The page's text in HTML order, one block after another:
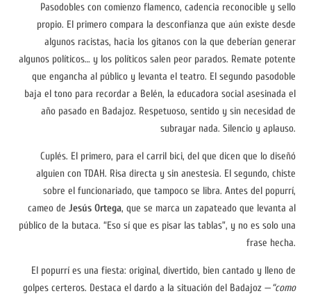
Pasodobles con comienzo flamenco, cadencia reconocible y sello
propio. El primero compara la desconfianza que aún existe desde
algunos racistas, hacia los gitanos con la que deberían generar
algunos políticos… y los políticos salen peor parados. Remate potente
que engancha al público y levanta el teatro. El segundo pasodoble
baja el tono para recordar a Belén, la educadora social asesinada el
año pasado en Badajoz. Respetuoso, sentido y sin necesidad de
subrayar nada. Silencio y aplauso.
Cuplés. El primero, para el carril bici, del que dicen que lo diseñó
alguien con TDAH. Risa directa y sin anestesia. El segundo, chiste
sobre el funcionariado, que tampoco se libra. Antes del popurrí,
cameo de Jesús Ortega, que se marca un zapateado que levanta al
público de la butaca. “Eso sí que es pisar las tablas”, y no es solo una
frase hecha.
El popurrí es una fiesta: original, divertido, bien cantado y lleno de
golpes certeros. Destaca el dardo a la situación del Badajoz —“como